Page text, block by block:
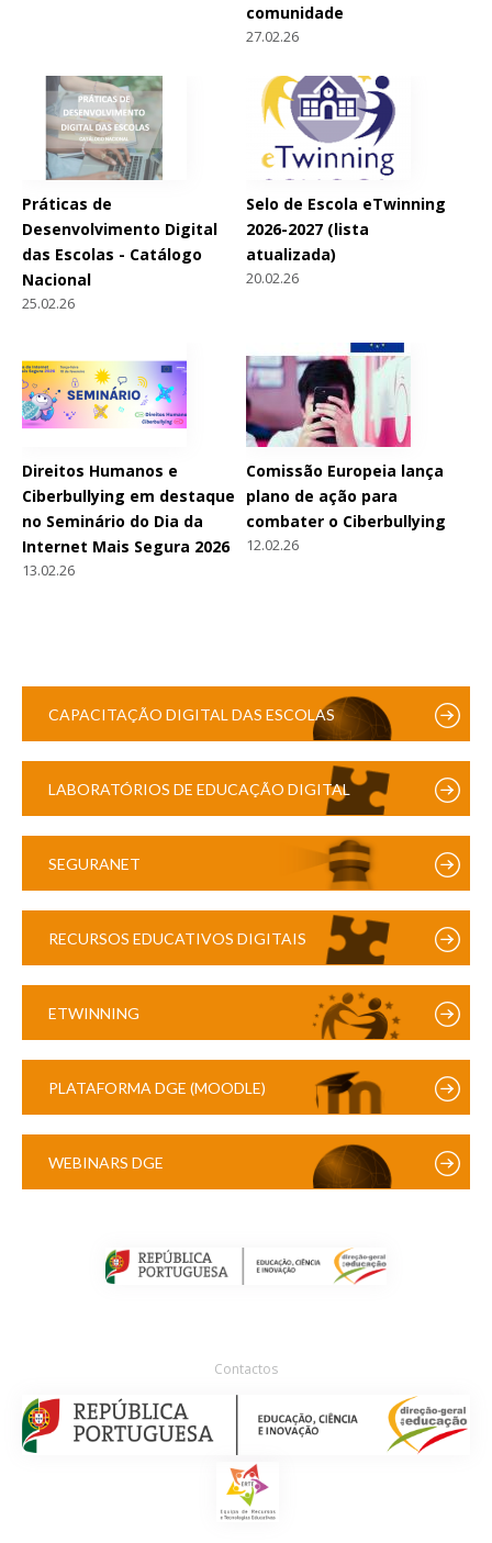
comunidade
27.02.26
Práticas de
Desenvolvimento Digital
das Escolas - Catálogo
Nacional
25.02.26
Selo de Escola eTwinning
2026-2027 (lista
atualizada)
20.02.26
Direitos Humanos e
Ciberbullying em destaque
no Seminário do Dia da
Internet Mais Segura 2026
13.02.26
Comissão Europeia lança
plano de ação para
combater o Ciberbullying
12.02.26
CAPACITAÇÃO DIGITAL DAS ESCOLAS
LABORATÓRIOS DE EDUCAÇÃO DIGITAL
SEGURANET
RECURSOS EDUCATIVOS DIGITAIS
ETWINNING
PLATAFORMA DGE (MOODLE)
WEBINARS DGE
Contactos